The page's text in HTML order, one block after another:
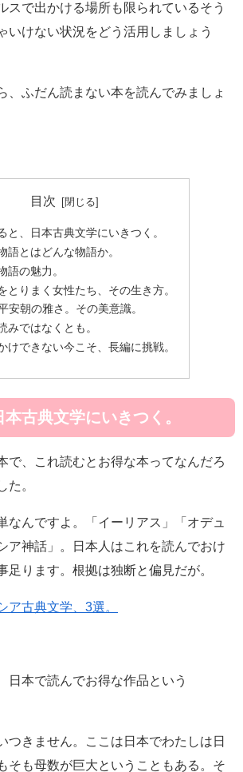
スで出かける場所も限られているそう
いけない状況をどう活用しましょう
、ふだん読まない本を読んでみましょ
目次
と、日本古典文学にいきつく。
語とはどんな物語か。
語の魅力。
とりまく女性たち、その生き方。
安朝の雅さ。その美意識。
みではなくとも。
けできない今こそ、長編に挑戦。
古典文学にいきつく。
で、これ読むとお得な本ってなんだろ
た。
なんですよ。「イーリアス」「オデュ
ア神話」。日本人はこれを読んでおけ
足ります。根拠は独断と偏見だが。
ア古典文学、3選。
日本で読んでお得な作品という
つきません。ここは日本でわたしは日
そも母数が巨大ということもある。そ